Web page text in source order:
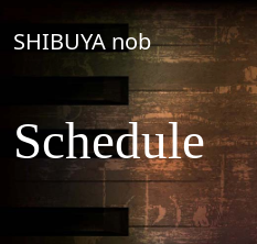
コンテンツへスキップ
メインナビゲーシ
SHIBUYA nob
Schedule